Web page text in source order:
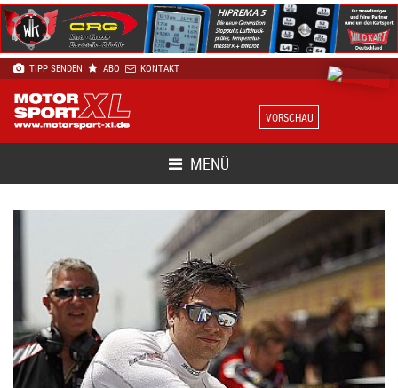
TIPP SENDEN ABO KONTAKT
VORSCHAU
MENÜ